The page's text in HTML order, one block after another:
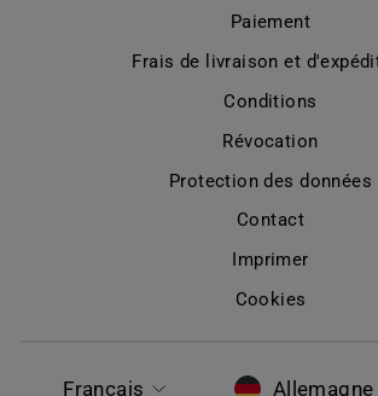
Paiement
Frais de livraison et
Conditions
Révocation
Protection des données
Contact
Imprimer
Cookies
LANGUE
Français DEVISE
Allemagne